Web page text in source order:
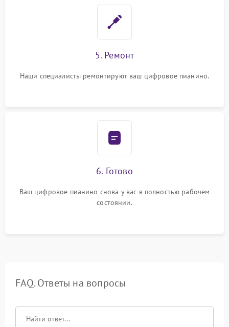
5. Ремонт
Наши специалисты ремонтируют ваш цифровое пианино.
6. Готово
Ваш цифровое пианино снова у вас в полностью рабочем
состоянии.
FAQ. Ответы на вопросы